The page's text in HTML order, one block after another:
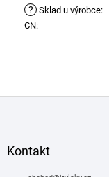
? Sklad u výrobce:
CN:
Kontakt